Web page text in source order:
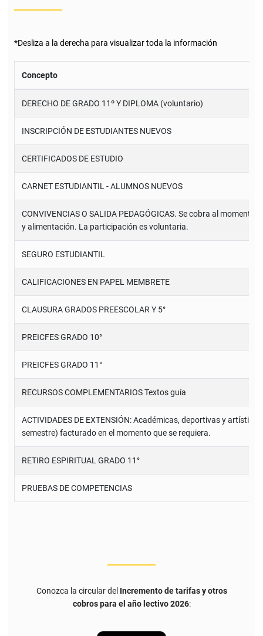
*Desliza a la derecha para visualizar toda la información
Concepto
DERECHO DE GRADO 11º Y DIPLOMA (voluntario)
INSCRIPCIÓN DE ESTUDIANTES NUEVOS
CERTIFICADOS DE ESTUDIO
CARNET ESTUDIANTIL - ALUMNOS NUEVOS
CONVIVENCIAS O SALIDA PEDAGÓGICAS. Se cobra al
y alimentación. La participación es voluntaria.
SEGURO ESTUDIANTIL
CALIFICACIONES EN PAPEL MEMBRETE
CLAUSURA GRADOS PREESCOLAR Y 5°
PREICFES GRADO 10°
PREICFES GRADO 11°
RECURSOS COMPLEMENTARIOS Textos guía
ACTIVIDADES DE EXTENSIÓN: Académicas, deportivas y
semestre) facturado en el momento que se requiera.
RETIRO ESPIRITUAL GRADO 11°
PRUEBAS DE COMPETENCIAS
Conozca la circular del Incremento de tarifas y otros
cobros para el año lectivo 2026: